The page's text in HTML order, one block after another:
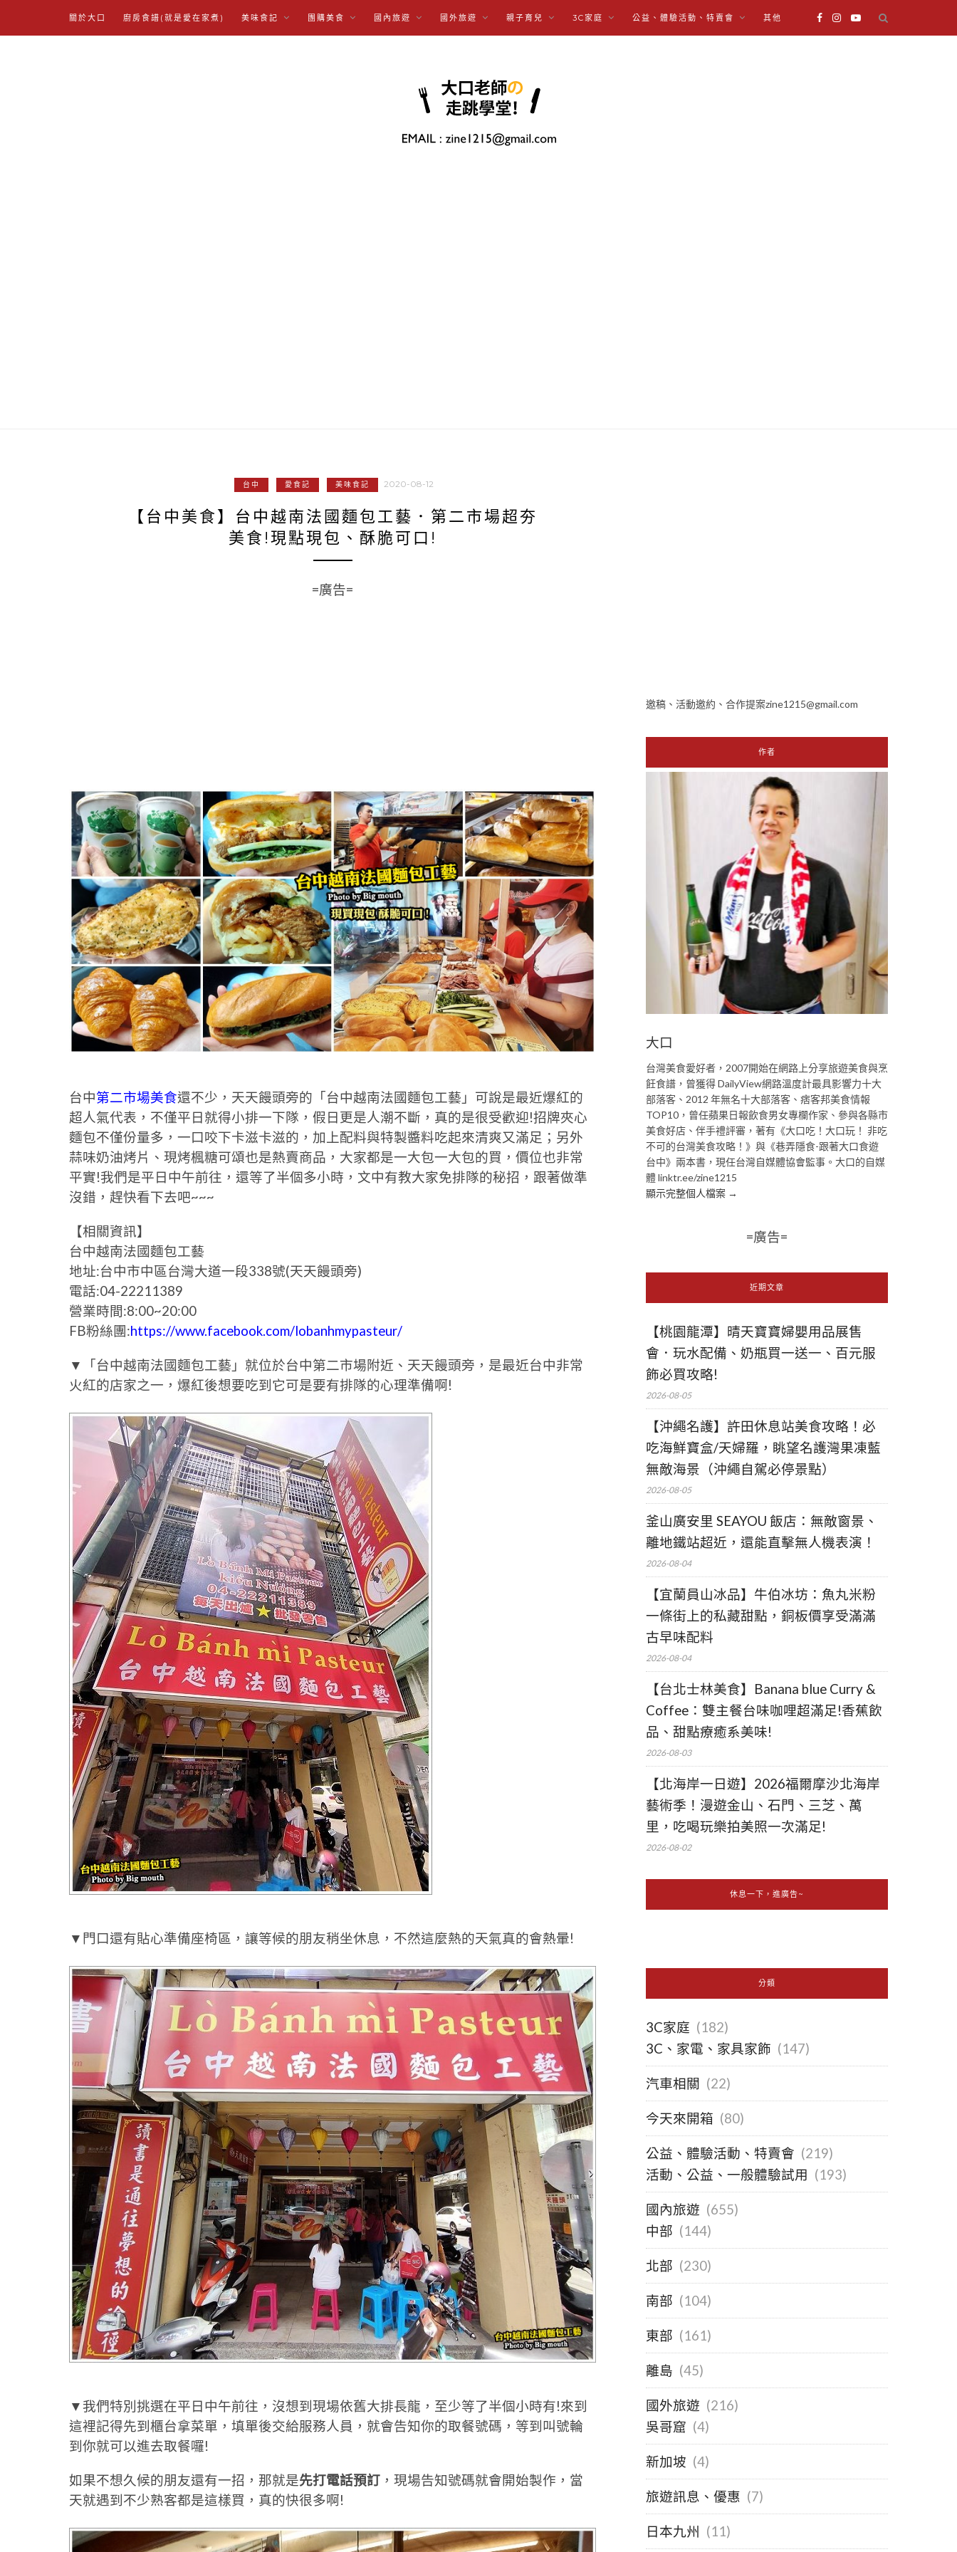
關於大口 廚房食譜(就是愛在家煮) 美味食記 團購美食 國內旅遊 國外旅遊 親子育兒 3C家庭 公益、體驗活動、特賣會 其他
台中 愛食記 美味食記 2020-08-12
【台中美食】台中越南法國麵包工藝．第二市場超夯
美食!現點現包、酥脆可口!
=廣告=
台中第二市場美食還不少，天天饅頭旁的「台中越南法國麵包工藝」可說是最近爆紅的
超人氣代表，不僅平日就得小排一下隊，假日更是人潮不斷，真的是很受歡迎!招牌夾心
麵包不僅份量多，一口咬下卡滋卡滋的，加上配料與特製醬料吃起來清爽又滿足；另外
蒜味奶油烤片、現烤楓糖可頌也是熱賣商品，大家都是一大包一大包的買，價位也非常
平實!我們是平日中午前往，還等了半個多小時，文中有教大家免排隊的秘招，跟著做準
沒錯，趕快看下去吧~~~
【相關資訊】
台中越南法國麵包工藝
地址:台中市中區台灣大道一段338號(天天饅頭旁)
電話:04-22211389
營業時間:8:00~20:00
FB粉絲團:https://www.facebook.com/lobanhmypasteur/
▼「台中越南法國麵包工藝」就位於台中第二市場附近、天天饅頭旁，是最近台中非常
火紅的店家之一，爆紅後想要吃到它可是要有排隊的心理準備啊!
▼門口還有貼心準備座椅區，讓等候的朋友稍坐休息，不然這麼熱的天氣真的會熱暈!
▼我們特別挑選在平日中午前往，沒想到現場依舊大排長龍，至少等了半個小時有!來到
這裡記得先到櫃台拿菜單，填單後交給服務人員，就會告知你的取餐號碼，等到叫號輪
到你就可以進去取餐囉!
如果不想久候的朋友還有一招，那就是先打電話預訂 ，現場告知號碼就會開始製作，當
天就遇到不少熟客都是這樣買，真的快很多啊!
邀稿、活動邀約、合作提案zine1215@gmail.com
作者
大口
台灣美食愛好者，2007開始在網路上分享旅遊美食與烹
飪食譜，曾獲得 DailyView網路溫度計最具影響力十大
部落客、2012 年無名十大部落客、痞客邦美食情報
TOP10，曾任蘋果日報飲食男女專欄作家、參與各縣市
美食好店、伴手禮評審，著有《大口吃！大口玩！ 非吃
不可的台灣美食攻略！》與《巷弄隱食-跟著大口食遊
台中》兩本書，現任台灣自媒體協會監事。大口的自媒
體 linktr.ee/zine1215
顯示完整個人檔案 →
=廣告=
近期文章
【桃園龍潭】晴天寶寶婦嬰用品展售
會．玩水配備、奶瓶買一送一、百元服
飾必買攻略!
2026-08-05
【沖繩名護】許田休息站美食攻略！必
吃海鮮寶盒/天婦羅，眺望名護灣果凍藍
無敵海景（沖繩自駕必停景點）
2026-08-05
釜山廣安里 SEAYOU 飯店：無敵窗景、
離地鐵站超近，還能直擊無人機表演！
2026-08-04
【宜蘭員山冰品】牛伯冰坊：魚丸米粉
一條街上的私藏甜點，銅板價享受滿滿
古早味配料
2026-08-04
【台北士林美食】Banana blue Curry &
Coffee：雙主餐台味咖哩超滿足!香蕉飲
品、甜點療癒系美味!
2026-08-03
【北海岸一日遊】2026福爾摩沙北海岸
藝術季！漫遊金山、石門、三芝、萬
里，吃喝玩樂拍美照一次滿足!
2026-08-02
休息一下，進廣告~
分類
3C家庭 (182)
3C、家電、家具家飾 (147)
汽車相關 (22)
今天來開箱 (80)
公益、體驗活動、特賣會 (219)
活動、公益、一般體驗試用 (193)
國內旅遊 (655)
中部 (144)
北部 (230)
南部 (104)
東部 (161)
離島 (45)
國外旅遊 (216)
吳哥窟 (4)
新加坡 (4)
旅遊訊息、優惠 (7)
日本九州 (11)